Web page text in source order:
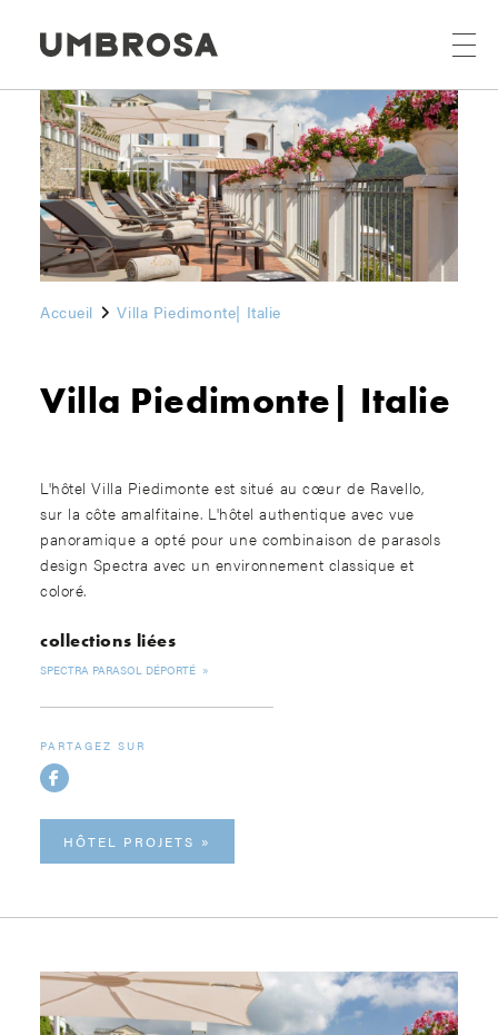
Accueil Villa Piedimonte| Italie
Villa Piedimonte| Italie
L'hôtel Villa Piedimonte est situé au cœur de Ravello,
sur la côte amalfitaine. L'hôtel authentique avec vue
panoramique a opté pour une combinaison de parasols
design Spectra avec un environnement classique et
coloré.
collections liées
SPECTRA PARASOL DÉPORTÉ
PARTAGEZ SUR
HÔTEL PROJETS